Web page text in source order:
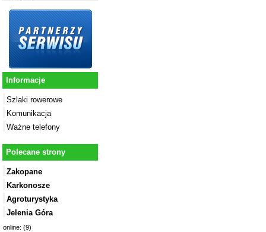
Informacje
Szlaki rowerowe
Komunikacja
Ważne telefony
Polecane strony
Zakopane
Karkonosze
Agroturystyka
Jelenia Góra
online: (9)